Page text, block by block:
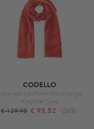
CODELLO
Schal aus Kaschmir-Mix Orange
Kasjmier Sjaal
€ 129,95 € 95,52 -26%